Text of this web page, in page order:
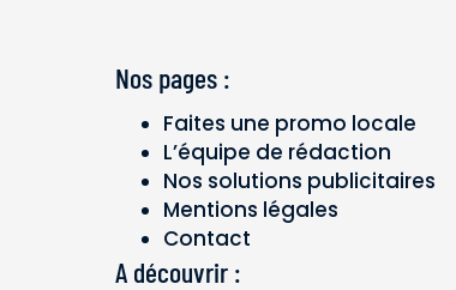
Nos pages :
Faites une promo locale
L’équipe de rédaction
Nos solutions publicitaires
Mentions légales
Contact
A découvrir :